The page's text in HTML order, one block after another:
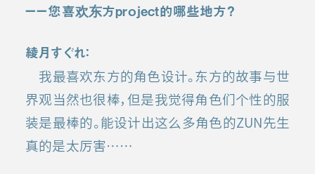
ーー您喜欢东方project的哪些地方？
綾月すぐれ：
我最喜欢东方的角色设计。东方的故事与世
界观当然也很棒，但是我觉得角色们个性的服
装是最棒的。能设计出这么多角色的ZUN先生
真的是太厉害……